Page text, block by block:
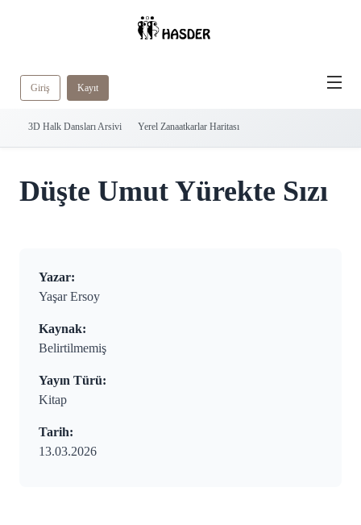
Giriş Kayıt
3D Halk Dansları Arsivi Yerel Zanaatkarlar Haritası
Düşte Umut Yürekte Sızı
Yazar:
Yaşar Ersoy
Kaynak:
Belirtilmemiş
Yayın Türü:
Kitap
Tarih:
13.03.2026